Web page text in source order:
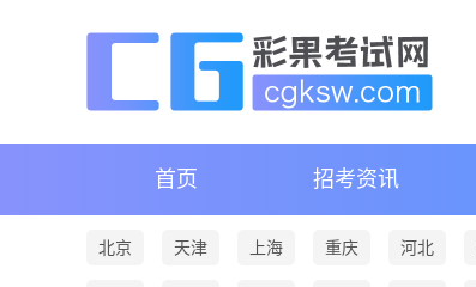
首页 招考资讯
北京 天津 上海 重庆 河北